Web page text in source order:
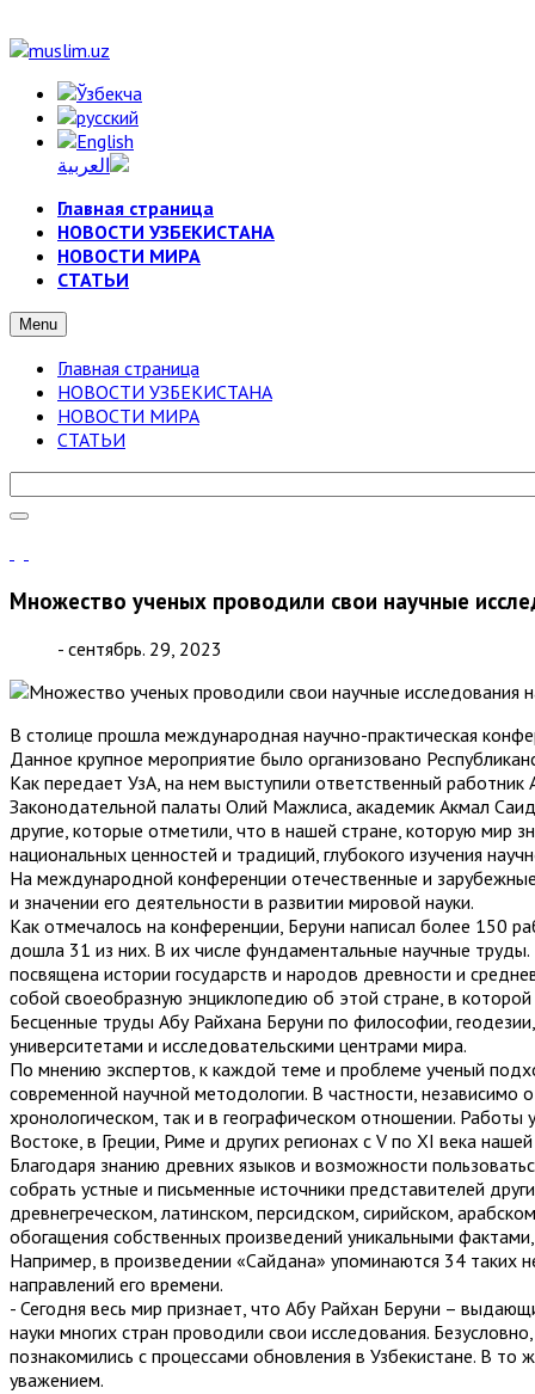
Главная страница
НОВОСТИ УЗБЕКИСТАНА
НОВОСТИ МИРА
СТАТЬИ
Menu
Главная страница
НОВОСТИ УЗБЕКИСТАНА
НОВОСТИ МИРА
СТАТЬИ
Множество ученых проводили свои научные
- сентябрь. 29, 2023
В столице прошла международная научно-практическая
Данное крупное мероприятие было организовано
Как передает УзА, на нем выступили ответственный
Законодательной палаты Олий Мажлиса, академик Акмал
другие, которые отметили, что в нашей стране, которую мир
национальных ценностей и традиций, глубокого изучения
На международной конференции отечественные и
и значении его деятельности в развитии мировой науки.
Как отмечалось на конференции, Беруни написал более 150
дошла 31 из них. В их числе фундаментальные научные
посвящена истории государств и народов древности и
собой своеобразную энциклопедию об этой стране, в
Бесценные труды Абу Райхана Беруни по философии,
университетами и исследовательскими центрами мира.
По мнению экспертов, к каждой теме и проблеме ученый
современной научной методологии. В частности, независимо
хронологическом, так и в географическом отношении.
Востоке, в Греции, Риме и других регионах с V по XI века
Благодаря знанию древних языков и возможности
собрать устные и письменные источники представителей
древнегреческом, латинском, персидском, сирийском,
обогащения собственных произведений уникальными
Например, в произведении «Сайдана» упоминаются 34 таких
направлений его времени.
- Сегодня весь мир признает, что Абу Райхан Беруни –
науки многих стран проводили свои исследования.
познакомились с процессами обновления в Узбекистане. В
уважением.